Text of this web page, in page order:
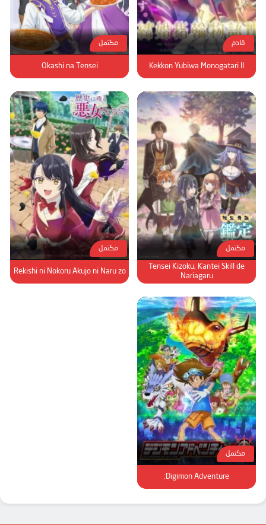
قادم
Kekkon Yubiwa Monogatari II
مكتمل
Okashi na Tensei
مكتمل
Tensei Kizoku, Kantei Skill de
Nariagaru
مكتمل
Rekishi ni Nokoru Akujo ni Naru zo
مكتمل
Digimon Adventure: